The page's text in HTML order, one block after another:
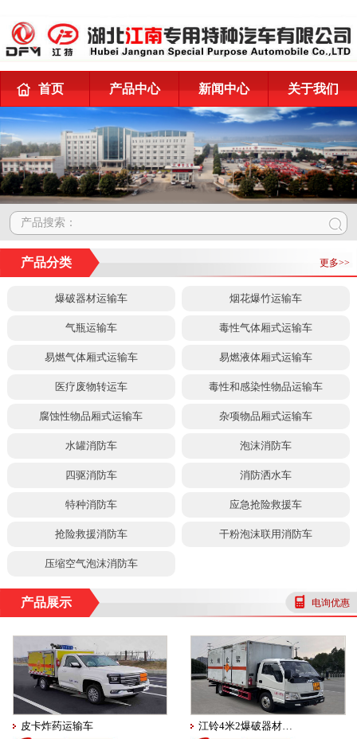
首页 产品中心 新闻中心 关于我们
产品搜索：
产品分类 更多>>
爆破器材运输车 烟花爆竹运输车
气瓶运输车 毒性气体厢式运输车
易燃气体厢式运输车 易燃液体厢式运输车
医疗废物转运车 毒性和感染性物品运输车
腐蚀性物品厢式运输车 杂项物品厢式运输车
水罐消防车 泡沫消防车
四驱消防车 消防洒水车
特种消防车 应急抢险救援车
抢险救援消防车 干粉泡沫联用消防车
压缩空气泡沫消防车
产品展示 电询优惠
皮卡炸药运输车 江铃4米2爆破器材…